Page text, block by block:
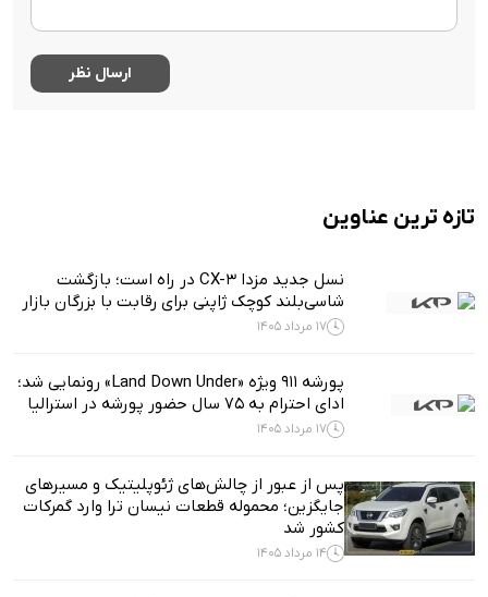
تازه ترین عناوین
نسل جدید مزدا CX-3 در راه است؛ بازگشت
شاسی‌بلند کوچک ژاپنی برای رقابت با بزرگان بازار
17 مرداد 1405
پورشه 911 ویژه «Land Down Under» رونمایی شد؛
ادای احترام به ۷۵ سال حضور پورشه در استرالیا
17 مرداد 1405
پس از عبور از چالش‌های ژئوپلیتیک و مسیرهای
جایگزین؛ محموله قطعات نیسان ترا وارد گمرکات
کشور شد
14 مرداد 1405